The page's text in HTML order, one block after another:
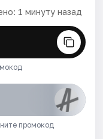
1 минуту назад
промокод